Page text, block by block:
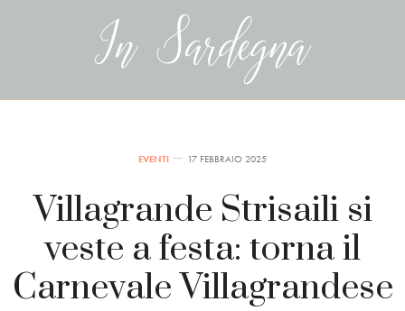
EVENTI 17 FEBBRAIO 2025
Villagrande Strisaili si
veste a festa: torna il
Carnevale Villagrandese